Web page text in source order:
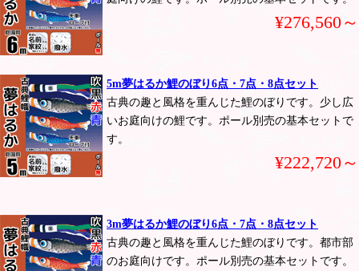
¥276,560～
5m夢はるか鯉のぼり6点・7点・8点セット
古典の趣と風格を重んじた鯉のぼりです。少し広
いお庭向けの鯉です。ポール別売の基本セットで
す。
¥222,720～
3m夢はるか鯉のぼり6点・7点・8点セット
古典の趣と風格を重んじた鯉のぼりです。都市部
のお庭向けです。ポール別売の基本セットです。